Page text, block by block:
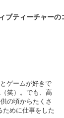
ブティーチャーの
ゲームが好きで
笑）。でも、高
の頃からたくさ
ために仕事をした